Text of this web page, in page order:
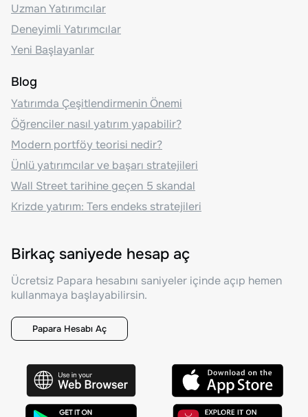
Uzman Yatırımcılar
Deneyimli Yatırımcılar
Yeni Başlayanlar
Blog
Yatırımda Çeşitlendirmenin Önemi
Öğrenciler nasıl yatırım yapabilir?
Modern portföy teorisi nedir?
Ünlü yatırımcılar ve başarı stratejileri
Wall Street tarihine geçen 5 skandal
Krizde yatırım: Ters endeks stratejileri
Birkaç saniyede hesap aç
Ücretsiz Papara hesabını saniyeler içinde açıp hemen
kullanmaya başlayabilirsin.
Papara Hesabı Aç